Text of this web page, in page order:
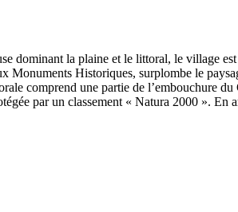
dominant la plaine et le littoral, le village
Monuments Historiques, surplombe le
comprend une partie de l’embouchure
par un classement « Natura 2000 ».